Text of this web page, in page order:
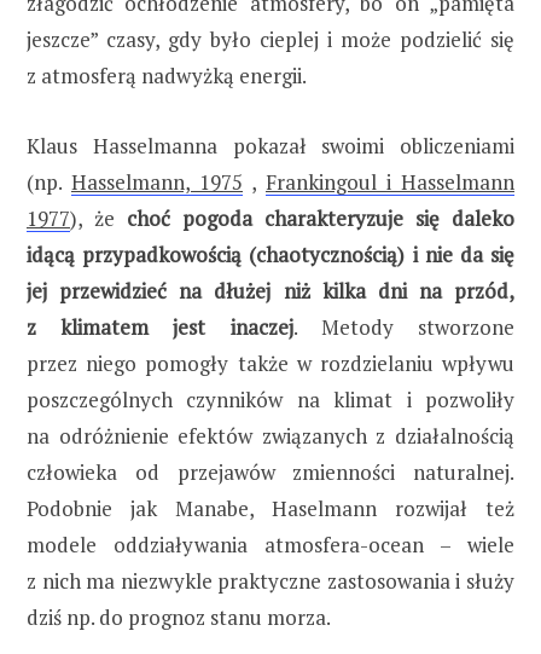
jeszcze” czasy, gdy było cieplej i może podzielić się
z atmosferą nadwyżką energii.
Klaus Hasselmanna pokazał swoimi obliczeniami
(np. Hasselmann, 1975 , Frankingoul i Hasselmann
1977), że choć pogoda charakteryzuje się daleko
idącą przypadkowością (chaotycznością) i nie da się
jej przewidzieć na dłużej niż kilka dni na przód,
z klimatem jest inaczej. Metody stworzone
przez niego pomogły także w rozdzielaniu wpływu
poszczególnych czynników na klimat i pozwoliły
na odróżnienie efektów związanych z działalnością
człowieka od przejawów zmienności naturalnej.
Podobnie jak Manabe, Haselmann rozwijał też
modele oddziaływania atmosfera-ocean – wiele
z nich ma niezwykle praktyczne zastosowania i służy
dziś np. do prognoz stanu morza.